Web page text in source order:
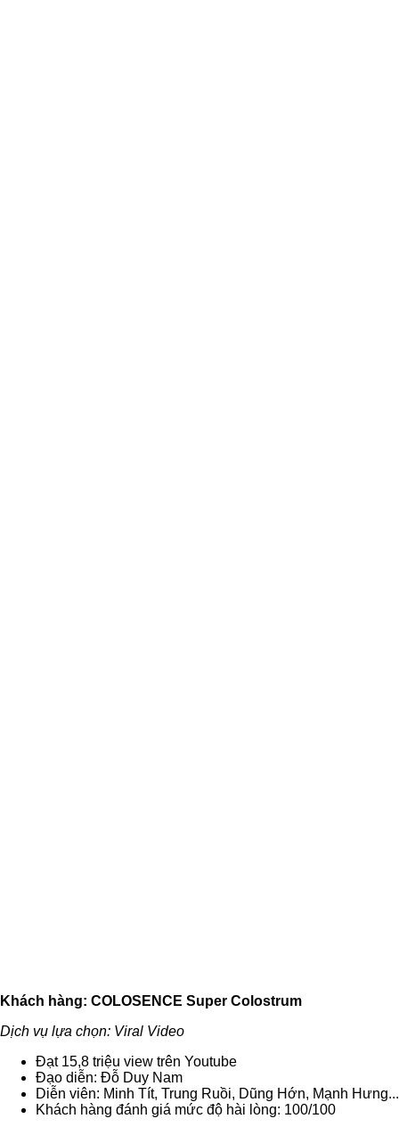
Khách hàng: COLOSENCE Super Colostrum
Dịch vụ lựa chọn: Viral Video
Đạt 15,8 triệu view trên Youtube
Đạo diễn: Đỗ Duy Nam
Diễn viên: Minh Tít, Trung Ruồi, Dũng Hớn, Mạnh Hưng...
Khách hàng đánh giá mức độ hài lòng: 100/100